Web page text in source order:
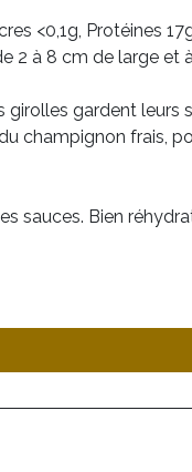
<0,1g, Protéines
2 à 8 cm de large et
gardent leurs
champignon frais,
sauces. Bien